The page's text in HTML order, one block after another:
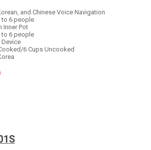
and Chinese Voice Navigation
to 6 people
Inner Pot
to 6 people
Device
6 Cups Uncooked